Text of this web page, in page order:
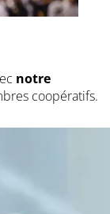
notre
coopératifs.